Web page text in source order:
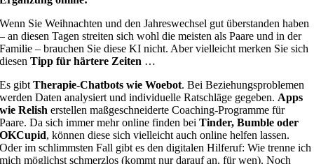
Wenn Sie Weihnachten und den Jahreswechsel gut überstanden haben
– an diesen Tagen streiten sich wohl die meisten als Paare und in der
Familie – brauchen Sie diese KI nicht. Aber vielleicht merken Sie sich
diesenTipp für härtere Zeiten …
Es gibtTherapie-Chatbots wie Woebot. Bei Beziehungsproblemen
werden Daten analysiert und individuelle Ratschläge gegeben. Apps
wie Relish erstellen maßgeschneiderte Coaching-Programme für
Paare. Da sich immer mehr online finden beiTinder, Bumble oder
OKCupid, können diese sich vielleicht auch online helfen lassen.
Oder im schlimmsten Fall gibt es den digitalen Hilferuf: Wie trenne ich
mich möglichst schmerzlos (kommt nur darauf an, für wen). Noch